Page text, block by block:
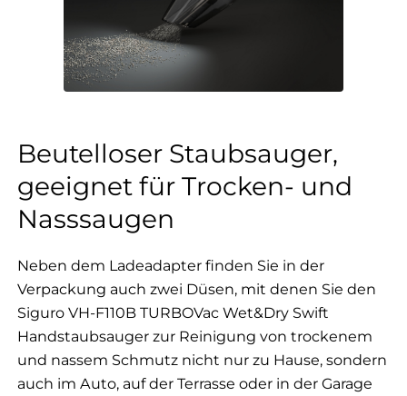
Beutelloser Staubsauger,
geeignet für Trocken- und
Nasssaugen
Neben dem Ladeadapter finden Sie in der
Verpackung auch zwei Düsen, mit denen Sie den
Siguro VH-F110B TURBOVac Wet&Dry Swift
Handstaubsauger zur Reinigung von trockenem
und nassem Schmutz nicht nur zu Hause, sondern
auch im Auto, auf der Terrasse oder in der Garage